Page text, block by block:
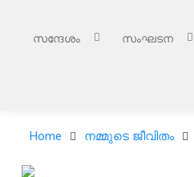
സന്ദേശം സംഘടന
Home നമ്മുടെ ജീവിതം